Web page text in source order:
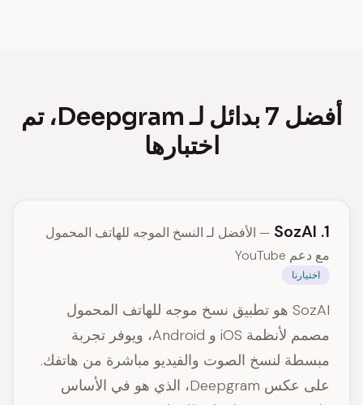
أفضل 7 بدائل لـ Deepgram، تم
اختبارها
1. SozAI
— الأفضل لـ النسخ الموجه للهاتف المحمول
مع دعم YouTube
اختيارنا
SozAI هو تطبيق نسخ موجه للهاتف المحمول
مصمم لأنظمة iOS و Android، ويوفر تجربة
مبسطة لنسخ الصوت والفيديو مباشرة من هاتفك.
على عكس Deepgram، الذي هو في الأساس